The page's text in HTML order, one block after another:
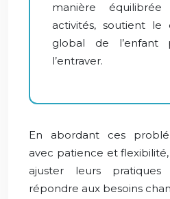
manière équilibrée
activités, soutient le
global de
l’entraver.
En abordant ces
avec patience et
ajuster leurs
répondre aux besoins